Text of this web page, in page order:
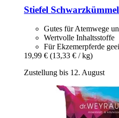
Stiefel
Gutes für Atemwege
Wertvolle Inhaltsstoffe
Für Ekzemerpferde
19,99 € (13,33 € / kg)
Zustellung bis 12. August